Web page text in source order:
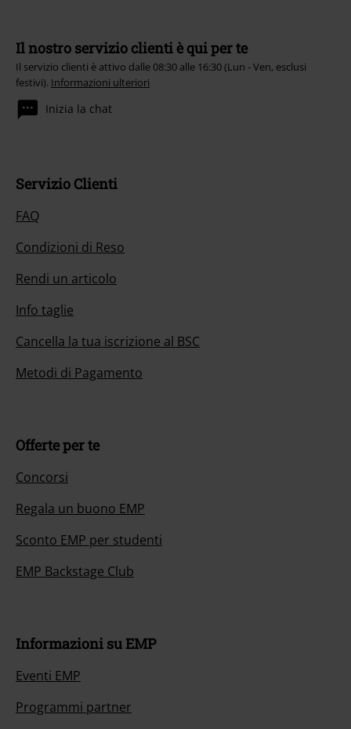
Il nostro servizio clienti è qui per te
Il servizio clienti è attivo dalle 08:30 alle 16:30 (Lun - Ven, esclusi
festivi). Informazioni ulteriori
Inizia la chat
Servizio Clienti
FAQ
Condizioni di Reso
Rendi un articolo
Info taglie
Cancella la tua iscrizione al BSC
Metodi di Pagamento
Offerte per te
Concorsi
Regala un buono EMP
Sconto EMP per studenti
EMP Backstage Club
Informazioni su EMP
Eventi EMP
Programmi partner